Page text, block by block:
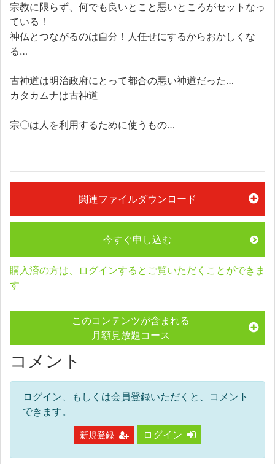
宗教に限らず、何でも良いとこと悪いところがセットなっ
ている！
神仏とつながるのは自分！人任せにするからおかしくな
る…
古神道は明治政府にとって都合の悪い神道だった…
カタカムナは古神道
宗〇は人を利用するために使うもの…
関連ファイルダウンロード
今すぐ申し込む
購入済の方は、ログインするとご覧いただくことができま
す
このコンテンツが含まれる
月額見放題コース
コメント
ログイン、もしくは会員登録いただくと、コメント
できます。
新規登録 ログイン